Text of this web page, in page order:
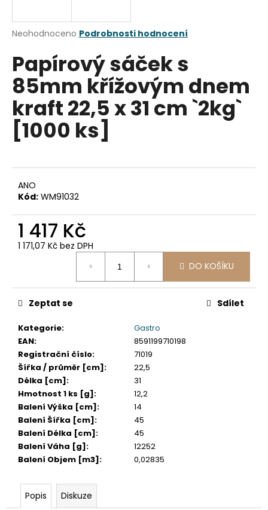
Průměrné
produktu
je
0,0
z
5
hvězdiček.
Neohodnoceno Podrobnosti hodnocení
Papírový sáček s
85mm křížovým dnem
kraft 22,5 x 31 cm `2kg`
[1000 ks]
ANO
Kód: WM91032
1 417 Kč
1 171,07 Kč bez DPH
DO KOŠÍKU
Kategorie:
Gastro
EAN:
8591199710198
Registrační číslo:
71019
Šířka / průměr [cm]:
22,5
Délka [cm]:
31
Hmotnost 1 ks [g]:
12,2
Balení Výška [cm]:
14
Balení Šířka [cm]:
45
Balení Délka [cm]:
45
Balení Váha [g]:
12252
Balení Objem [m3]: 0,02835
Zeptat se Sdílet
Popis Diskuze
j
t
?
D
o
p
o
e
m
e
SLÁMKA
(BIO-
KOMPOZIT)
ČERNÁ
`JUMBO`
Ø8MM
14CM
[100
KS]
Kč